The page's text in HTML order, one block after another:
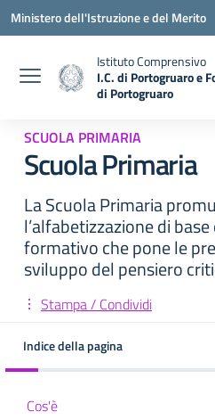
Vai ai contenuti
Vai al menu di navigazione
Vai al footer
Ministero dell'Istruzione e del Merito
Istituto Comprensivo
I.C. di Portogruaro e
di Portogruaro
SCUOLA PRIMARIA
Scuola Primaria
La Scuola Primaria
l’alfabetizzazione di
formativo che pone le
sviluppo del pensiero
Stampa / Condividi
Indice della pagina
Cos'è